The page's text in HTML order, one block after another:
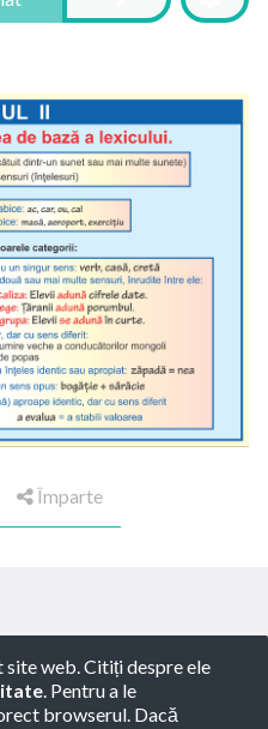
Împarte
web. Citiți despre ele
. Pentru a le
browserul. Dacă
SRL -Termeni de
-Consultanță